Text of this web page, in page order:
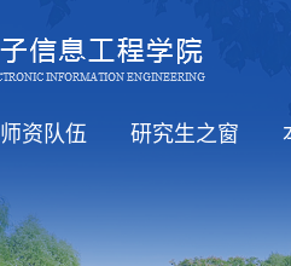
师资队伍 研究生之窗